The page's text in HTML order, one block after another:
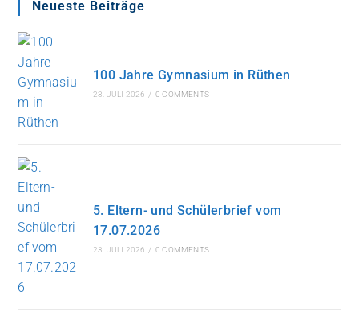
Neueste Beiträge
100 Jahre Gymnasium in Rüthen
23. JULI 2026 / 0 COMMENTS
5. Eltern- und Schülerbrief vom
17.07.2026
23. JULI 2026 / 0 COMMENTS